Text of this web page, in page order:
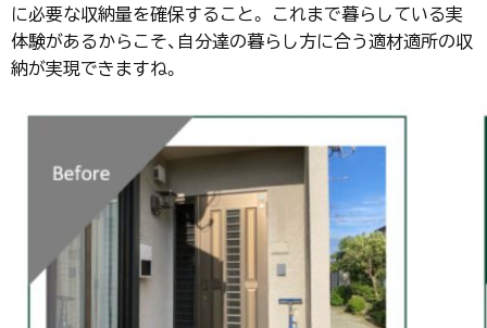
に必要な収納量を確保すること。 これまで暮らしている実
体験があるからこそ、自分達の暮らし方に合う適材適所の収
納が実現できますね。